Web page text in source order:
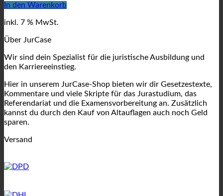
In den Warenkorb
inkl. 7 % MwSt.
Über JurCase
Wir sind dein Spezialist für die juristische Ausbildung und
den Karriereeinstieg.
Hier in unserem JurCase-Shop bieten wir dir Gesetzestexte,
Kommentare und viele Skripte für das Jurastudium, das
Referendariat und die Examensvorbereitung an. Zusätzlich
kannst du durch den Kauf von Altauflagen auch noch Geld
sparen.
Versand